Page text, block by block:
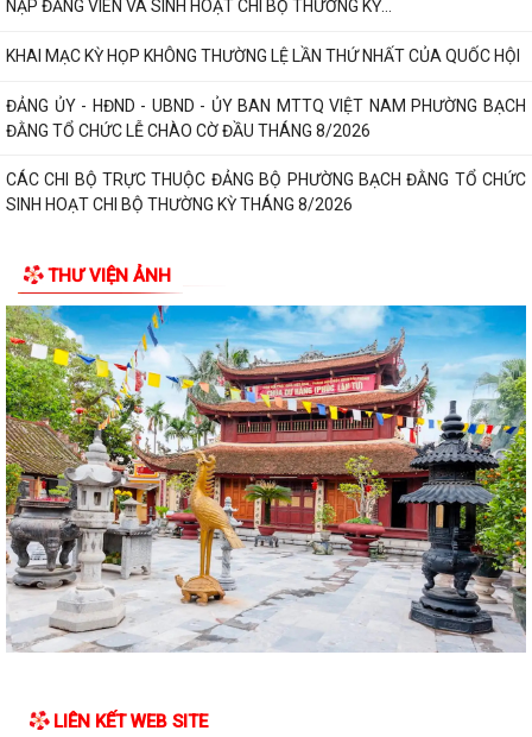
TRÊN ĐỊA BÀN THÀNH PHỐ HẢI PHÒNG
THÔNG BÁO Về việc đăng ký đội tuyển tham gia Giải Cầu lông Thiếu
niên, Nhi đồng thành phố Hải...
CHO ĐỘI NGŨ CÁN BỘ QUẢN LÝ, GIÁO VIÊN...
PHƯỜNG BẠCH ĐẰNG THAM DỰ HỘI NGHỊ TẬP HUẤN TRIỂN KHAI THỦ
ĐẢNG BỘ PHƯỜNG BẠCH ĐẰNG: TĂNG CƯỜNG CÔNG TÁC KIỂM TRA,
GIÁM SÁT VÀ KỶ LUẬT CỦA ĐẢNG TRONG 6 THÁNG...
ĐẢNG ỦY PHƯỜNG BẠCH ĐẰNG THAM DỰ HỘI NGHỊ TRỰC TUYẾN SƠ
KẾT CÔNG TÁC BÁO CÁO VIÊN THÁNG 7 NĂM 2026
DẦN KHÉP LẠI HÀNH TRÌNH TRI ÂN NHÂN DỊP KỶ NIỆM 79 NĂM NGÀY
THƯƠNG BINH - LIỆT SĨ (27/7/1947 -...
THÔNG BÁO Về việc niêm yết công khai hồ sơ đề nghị đăng ký đất đai,
cấp giấy chứng nhận quyền sử...
HOÀN THÀNH LẮP ĐẶT ĐẢO CỜ TẠI NÚT GIAO THÔNG CẦU BẾN RỪNG
TRÊN ĐỊA BÀN PHƯỜNG BẠCH ĐẰNG, HẢI PHÒNG...
THƯ VIỆN ẢNH
LIÊN KẾT WEB SITE